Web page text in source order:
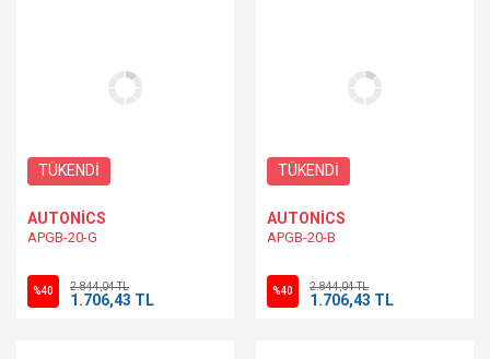
TÜKENDİ
AUTONİCS
APGB-20-G
%40 2.844,04 TL
1.706,43 TL
TÜKENDİ
AUTONİCS
APGB-20-B
%40 2.844,04 TL
1.706,43 TL